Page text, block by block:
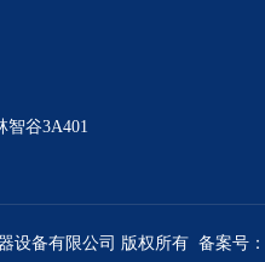
智谷3A401
设备有限公司 版权所有 备案号：